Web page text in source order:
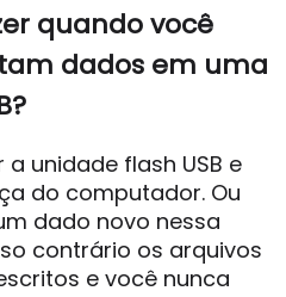
quando você
dados em uma
unidade flash USB e
do computador. Ou
dado novo nessa
contrário os arquivos
e você nunca